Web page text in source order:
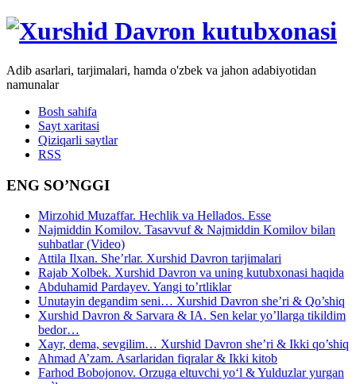
Adib asarlari, tarjimalari, hamda o'zbek va jahon adabiyotidan
namunalar
Bosh sahifa
Sayt xaritasi
Qiziqarli saytlar
RSS
ENG SO’NGGI
Mirzohid Muzaffar. Hechlik va Hellados. Esse
Najmiddin Komilov. Tasavvuf & Najmiddin Komilov bilan
suhbatlar (Video)
Attila Ilxan. She’rlar. Xurshid Davron tarjimalari
Rajab Xolbek. Xurshid Davron va uning kutubxonasi haqida
Abduhamid Pardayev. Yangi to’rtliklar
Unutayin degandim seni… Xurshid Davron she’ri & Qo’shiq
Xurshid Davron & Sarvara & IA. Sen kelar yo’llarga tikildim
bedor…
Xayr, dema, sevgilim… Xurshid Davron she’ri & Ikki qo’shiq
Ahmad A’zam. Asarlaridan fiqralar & Ikki kitob
Farhod Bobojonov. Orzuga eltuvchi yo‘l & Yulduzlar yurgan